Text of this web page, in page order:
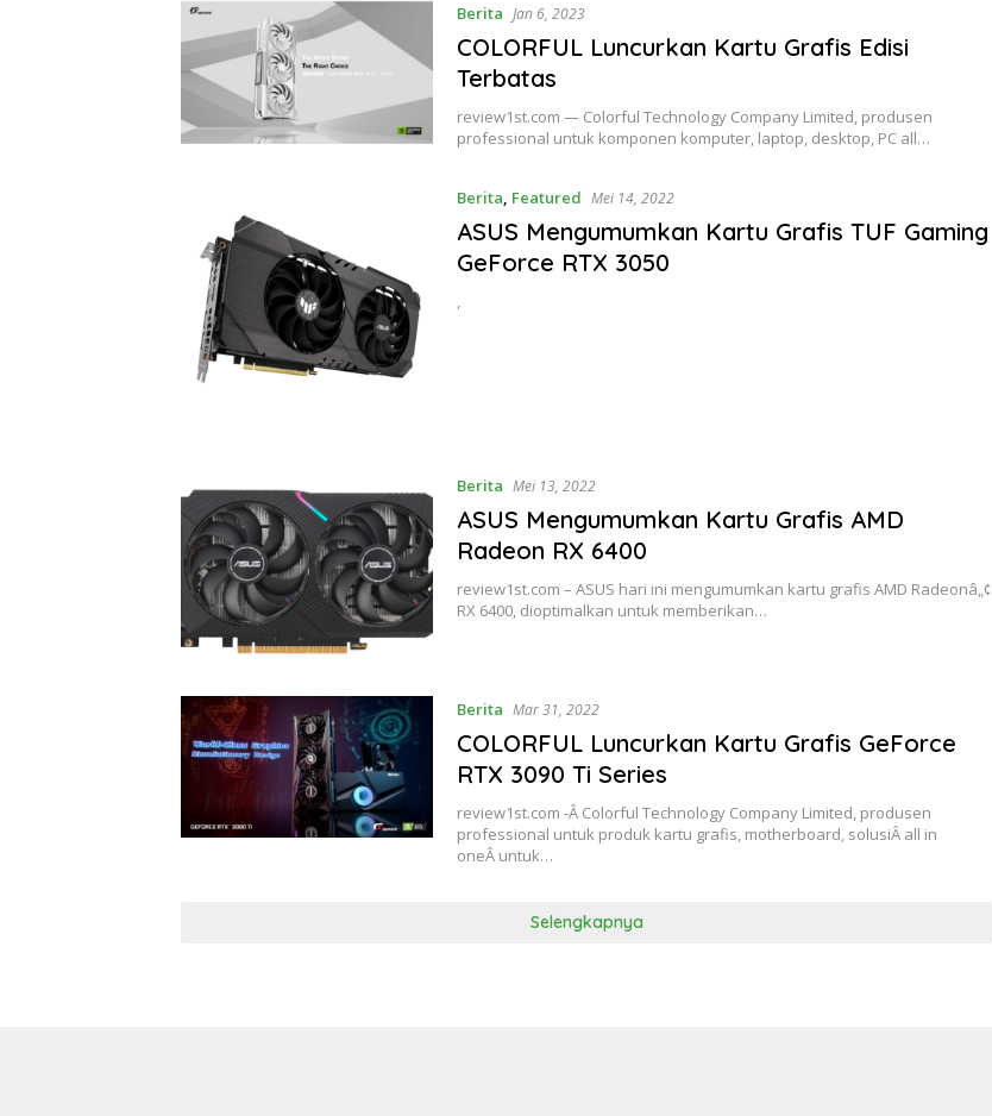
Berita Jan 6, 2023
COLORFUL Luncurkan Kartu Grafis Edisi
Terbatas
review1st.com — Colorful Technology Company Limited, produsen
professional untuk komponen komputer, laptop, desktop, PC all…
Berita, Featured Mei 14, 2022
ASUS Mengumumkan Kartu Grafis TUF Gaming
GeForce RTX 3050
,
Berita Mei 13, 2022
ASUS Mengumumkan Kartu Grafis AMD
Radeon RX 6400
review1st.com – ASUS hari ini mengumumkan kartu grafis AMD Radeonâ„¢
RX 6400, dioptimalkan untuk memberikan…
Berita Mar 31, 2022
COLORFUL Luncurkan Kartu Grafis GeForce
RTX 3090 Ti Series
review1st.com -Â Colorful Technology Company Limited, produsen
professional untuk produk kartu grafis, motherboard, solusiÂ all in
oneÂ untuk…
Selengkapnya